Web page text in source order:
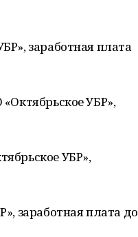
заработная плата
УБР»,
УБР»,
заработная плата до